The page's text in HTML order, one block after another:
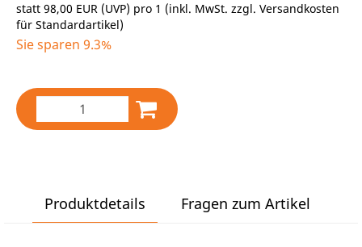
statt 98,00 EUR (UVP) pro 1 (inkl. MwSt. zzgl. Versandkosten
für Standardartikel)
Sie sparen 9.3%
Produktdetails Fragen zum Artikel